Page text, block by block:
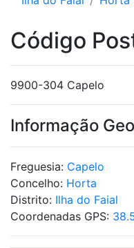
Código
9900-304 Capelo
Informação
Freguesia: Capelo
Concelho: Horta
Distrito: Ilha do Faial
Coordenadas GPS: